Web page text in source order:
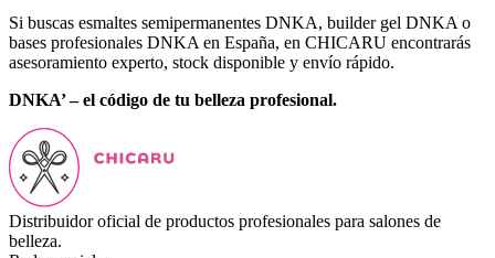
Si buscas esmaltes semipermanentes DNKA, builder gel DNKA o
bases profesionales DNKA en España, en CHICARU encontrarás
asesoramiento experto, stock disponible y envío rápido.
DNKA’ – el código de tu belleza profesional.
Distribuidor oficial de productos profesionales para salones de
belleza.